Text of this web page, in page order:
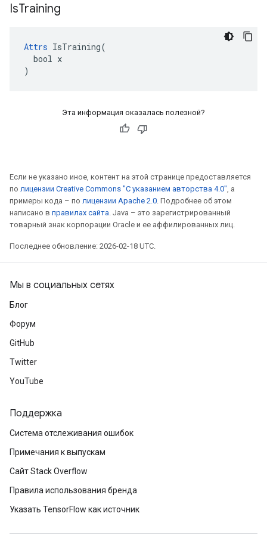
IsTraining
Attrs IsTraining(
  bool x
)
Эта информация оказалась полезной?
Если не указано иное, контент на этой странице предоставляется
по лицензии Creative Commons "С указанием авторства 4.0", а
примеры кода – по лицензии Apache 2.0. Подробнее об этом
написано в правилах сайта. Java – это зарегистрированный
товарный знак корпорации Oracle и ее аффилированных лиц.
Последнее обновление: 2026-02-18 UTC.
Мы в социальных сетях
Блог
Форум
GitHub
Twitter
YouTube
Поддержка
Система отслеживания ошибок
Примечания к выпускам
Сайт Stack Overflow
Правила использования бренда
Указать TensorFlow как источник